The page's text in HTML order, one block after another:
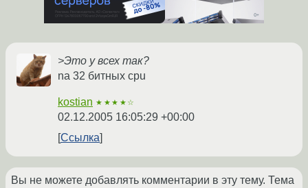
>Это у всех так?
na 32 битных cpu
kostian ★★★★☆
02.12.2005 16:05:29 +00:00
Ссылка
Вы не можете добавлять комментарии в эту тему. Тема